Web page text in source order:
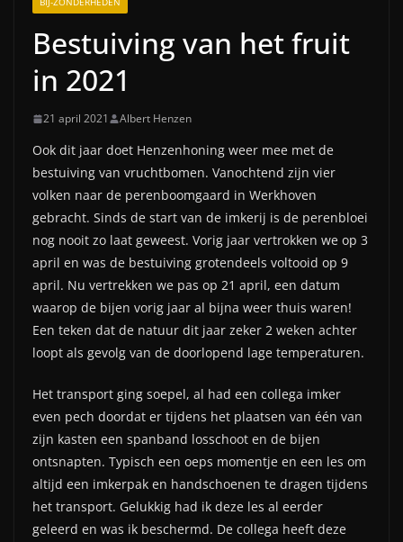
Bestuiving van het fruit
in 2021
21 april 2021 Albert Henzen
Ook dit jaar doet Henzenhoning weer mee met de
bestuiving van vruchtbomen. Vanochtend zijn vier
volken naar de perenboomgaard in Werkhoven
gebracht. Sinds de start van de imkerij is de perenbloei
nog nooit zo laat geweest. Vorig jaar vertrokken we op 3
april en was de bestuiving grotendeels voltooid op 9
april. Nu vertrekken we pas op 21 april, een datum
waarop de bijen vorig jaar al bijna weer thuis waren!
Een teken dat de natuur dit jaar zeker 2 weken achter
loopt als gevolg van de doorlopend lage temperaturen.
Het transport ging soepel, al had een collega imker
even pech doordat er tijdens het plaatsen van één van
zijn kasten een spanband losschoot en de bijen
ontsnapten. Typisch een oeps momentje en een les om
altijd een imkerpak en handschoenen te dragen tijdens
het transport. Gelukkig had ik deze les al eerder
geleerd en was ik beschermd. De collega heeft deze